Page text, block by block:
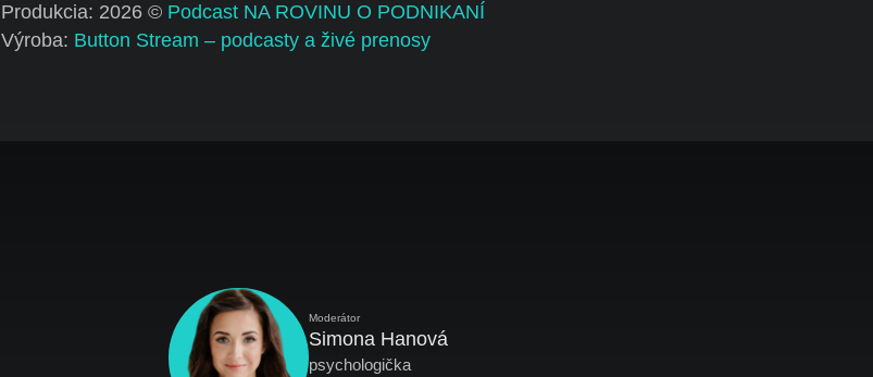
Produkcia: 2026 © Podcast NA ROVINU O PODNIKANÍ
Výroba: Button Stream – podcasty a živé prenosy
Moderátor
Simona Hanová
psychologička